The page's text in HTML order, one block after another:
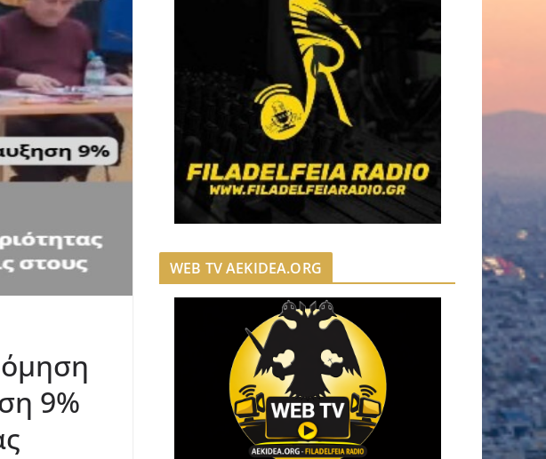
9%
WEB TV AEKIDEA.ORG